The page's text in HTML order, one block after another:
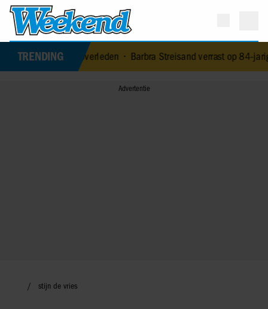
TRENDING
Kaagman (79) overleden• Barbra Streisand verrast op 84-
stijn de vries